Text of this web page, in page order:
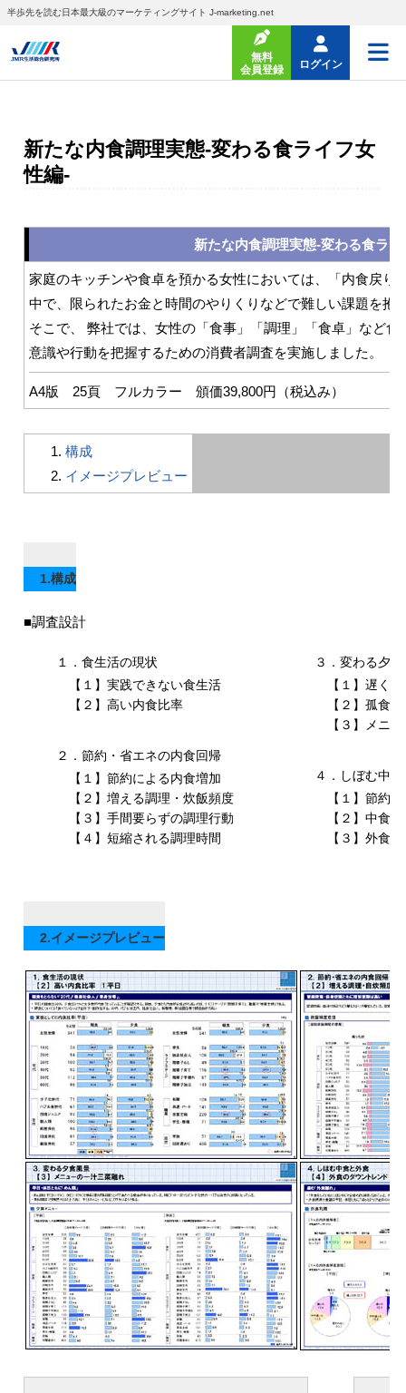
半歩先を読む日本最大級のマーケティングサイト J-marketing.net
無料
会員登録
ログイン
新たな内食調理実態-変わる食ライフ女
性編-
新たな内食調理実態-変わる食ライ
家庭のキッチンや食卓を預かる女性においては、「内食戻り
中で、限られたお金と時間のやりくりなどで難しい課題を抱
そこで、 弊社では、女性の「食事」「調理」「食卓」など食
意識や行動を把握するための消費者調査を実施しました。
A4版 25頁 フルカラー 頒価39,800円（税込み）
構成
イメージプレビュー
1.構成
■調査設計
１．食生活の現状
【１】実践できない食生活
【２】高い内食比率
２．節約・省エネの内食回帰
【１】節約による内食増加
【２】増える調理・炊飯頻度
【３】手間要らずの調理行動
【４】短縮される調理時間
３．変わる夕
【１】遅く
【２】孤食
【３】メニ
４．しぼむ中
【１】節約
【２】中食
【３】外食
2.イメージプレビュー